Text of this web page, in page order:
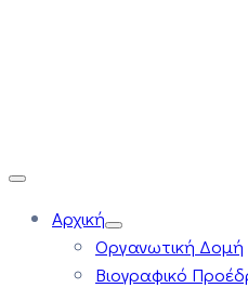
Αρχική
Οργανωτική Δομή
Βιογραφικό